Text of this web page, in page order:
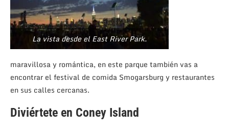
La vista desde el East River Park.
maravillosa y romántica, en este parque también vas a
encontrar el festival de comida Smogarsburg y restaurantes
en sus calles cercanas.
Diviértete en Coney Island